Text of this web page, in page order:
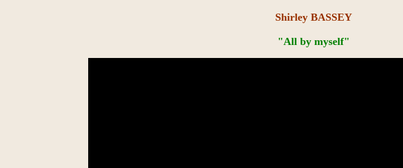
Shirley BASSEY
"All by myself"